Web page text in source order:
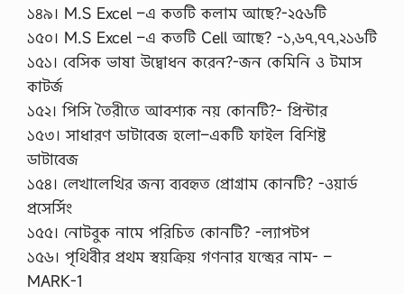
১৪৯। M.S Excel –এ কতটি কলাম আছে?-২৫৬টি
১৫০। M.S Excel –এ কতটি Cell আছে? -১,৬৭,৭৭,২১৬টি
১৫১। বেসিক ভাষা উদ্বোধন করেন?-জন কেমিনি ও টমাস
কাটর্জ
১৫২। পিসি তৈরীতে আবশ্যক নয় কোনটি?- প্রিন্টার
১৫৩। সাধারণ ডাটাবেজ হলো–একটি ফাইল বিশিষ্ট
ডাটাবেজ
১৫৪। লেখালেখির জন্য ব্যবহৃত প্রোগ্রাম কোনটি? -ওয়ার্ড
প্রসের্সিং
১৫৫। নোটবুক নামে পরিচিত কোনটি? -ল্যাপটপ
১৫৬। পৃথিবীর প্রথম স্বয়ক্রিয় গণনার যন্ত্রের নাম- –
MARK-1